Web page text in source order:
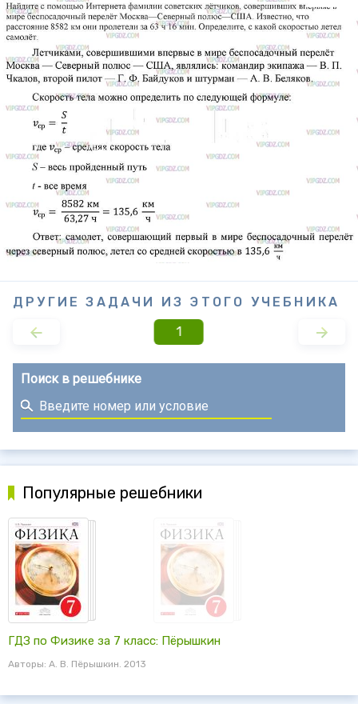
ДРУГИЕ ЗАДАЧИ ИЗ ЭТОГО УЧЕБНИКА
1
Поиск в решебнике
Популярные решебники
ГДЗ по Физике за 7 класс: Пёрышкин
Авторы: А. В. Пёрышкин. 2013